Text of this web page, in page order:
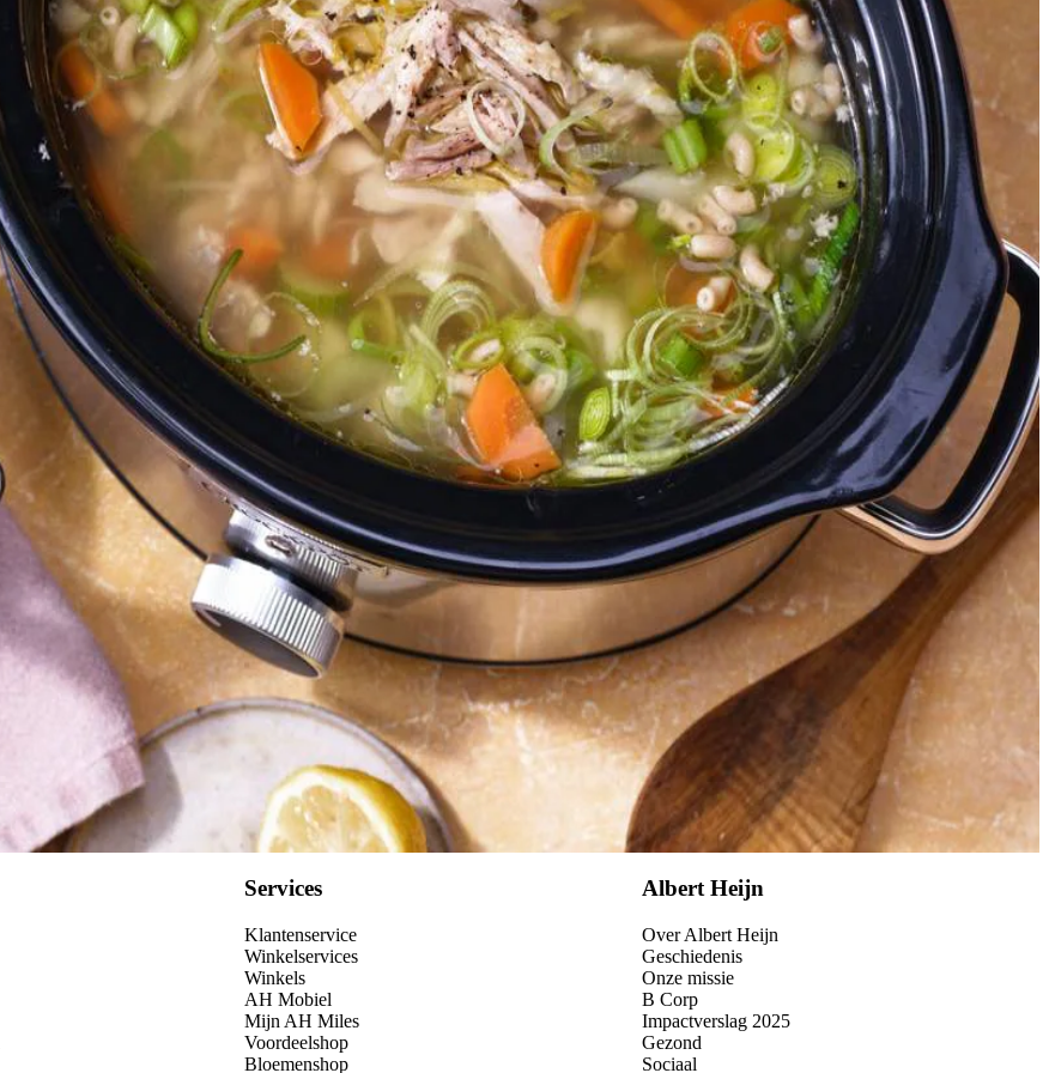
Wat vond je van dit recept?
Services
Klantenservice
Winkelservices
Winkels
AH Mobiel
Mijn AH Miles
Voordeelshop
Bloemenshop
Albert Heijn
Over Albert Heijn
Geschiedenis
Onze missie
B Corp
Impactverslag 2025
Gezond
Sociaal